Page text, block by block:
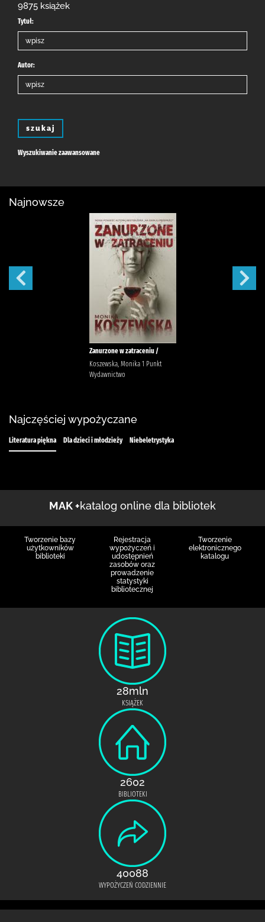
9875 książek
Tytuł:
Autor:
szukaj
Wyszukiwanie zaawansowane
Najnowsze
Zanurzone w zatraceniu /
Koszewska, Monika 1 Punkt
Wydawnictwo
Najczęściej wypożyczane
Literatura piękna Dla dzieci i młodzieży Niebeletrystyka
MAK +katalog online dla bibliotek
Tworzenie bazy
użytkowników
biblioteki
Rejestracja
wypożyczeń i
udostępnień
zasobów oraz
prowadzenie
statystyki
bibliotecznej
Tworzenie
elektronicznego
katalogu
28mln
KSIĄŻEK
2602
BIBLIOTEKI
40088
WYPOŻYCZEŃ CODZIENNIE